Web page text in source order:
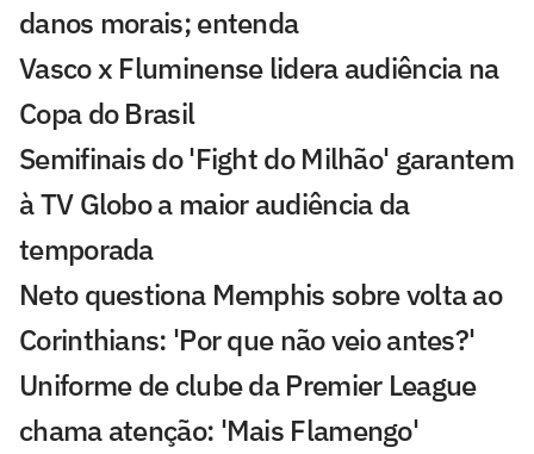
danos morais; entenda
Vasco x Fluminense lidera audiência na
Copa do Brasil
Semifinais do 'Fight do Milhão' garantem
à TV Globo a maior audiência da
temporada
Neto questiona Memphis sobre volta ao
Corinthians: 'Por que não veio antes?'
Uniforme de clube da Premier League
chama atenção: 'Mais Flamengo'